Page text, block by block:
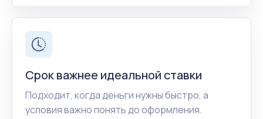
Срок важнее идеальной ставки
Подходит, когда деньги нужны быстро, а
условия важно понять до оформления.